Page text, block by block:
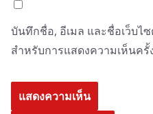
บันทึกชื่อ, อีเมล และชื่อเว็บไ
สำหรับการแสดงความเห็นครั้